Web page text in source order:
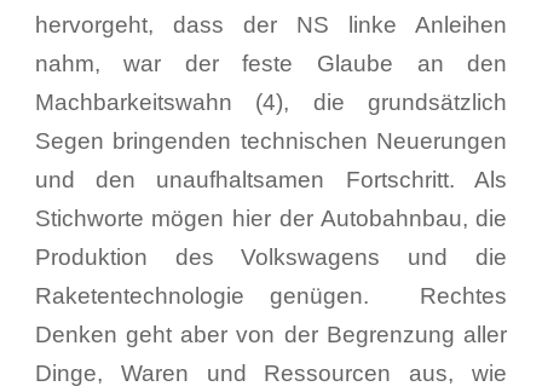
hervorgeht, dass der NS linke Anleihen
nahm, war der feste Glaube an den
Machbarkeitswahn (4), die grundsätzlich
Segen bringenden technischen Neuerungen
und den unaufhaltsamen Fortschritt. Als
Stichworte mögen hier der Autobahnbau, die
Produktion des Volkswagens und die
Raketentechnologie genügen. Rechtes
Denken geht aber von der Begrenzung aller
Dinge, Waren und Ressourcen aus, wie